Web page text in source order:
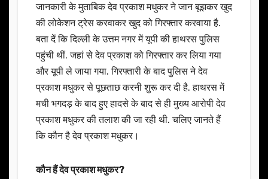
जानकारी के मुताबिक देव प्रकाश मधुकर ने जान बूझकर खुद
की लोकेशन ट्रेस करवाकर खुद को गिरफ्तार करवाया है.
बता दें कि दिल्ली के उत्तम नगर में यूपी की हाथरस पुलिस
पहुंची थीं. जहां से देव प्रकाश को गिरफ्तार कर लिया गया
और यूपी ले जाया गया. गिरफ्तारी के बाद पुलिस ने देव
प्रकाश मधुकर से पूछताछ करनी शुरू कर दी है. हाथरस में
मची भगदड़ के बाद हुए हादसे के बाद से ही मुख्य आरोपी देव
प्रकाश मधुकर की तलाश की जा रही थी. चलिए जानते हैं
कि कौन है देव प्रकाश मधुकर।
कौन हैं देव प्रकाश मधुकर?